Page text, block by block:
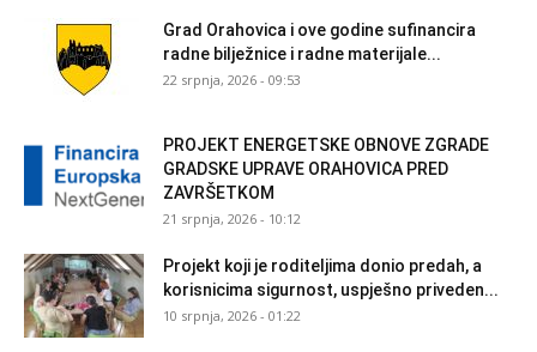
Grad Orahovica i ove godine sufinancira
radne bilježnice i radne materijale...
22 srpnja, 2026 - 09:53
PROJEKT ENERGETSKE OBNOVE ZGRADE
GRADSKE UPRAVE ORAHOVICA PRED
ZAVRŠETKOM
21 srpnja, 2026 - 10:12
Projekt koji je roditeljima donio predah, a
korisnicima sigurnost, uspješno priveden...
10 srpnja, 2026 - 01:22